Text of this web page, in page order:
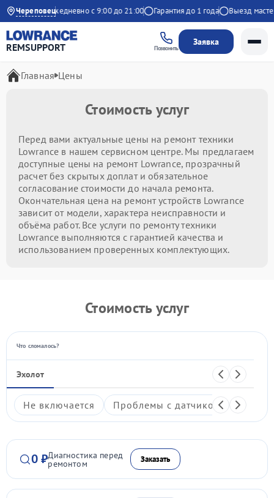
Череповец
Яндекс Ежедневно с 9:00 до 21:00 Гарантия до 1 года Выезд
REMSUPPORT Позвонить
Заявка
Главная Цены
Стоимость услуг
Перед вами актуальные цены на ремонт техники
Lowrance в нашем сервисном центре. Мы предлагаем
доступные цены на ремонт Lowrance, прозрачный
расчет без скрытых доплат и обязательное
согласование стоимости до начала ремонта.
Окончательная цена на ремонт устройств Lowrance
зависит от модели, характера неисправности и
объёма работ. Все услуги по ремонту техники
Lowrance выполняются с гарантией качества и
использованием проверенных комплектующих.
Стоимость услуг
Что сломалось?
Эхолот
Не включается Проблемы с датчиком
0 ₽Диагностика перед
ремонтом Заказать